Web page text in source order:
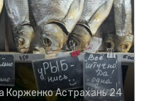
КорженкоАстрахань 24